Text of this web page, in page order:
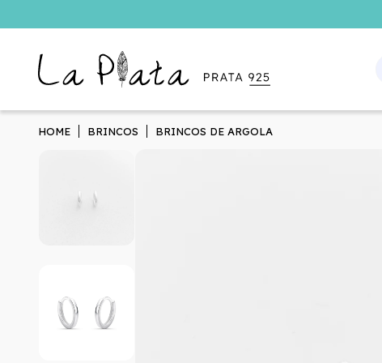
HOME BRINCOS BRINCOS DE ARGOLA